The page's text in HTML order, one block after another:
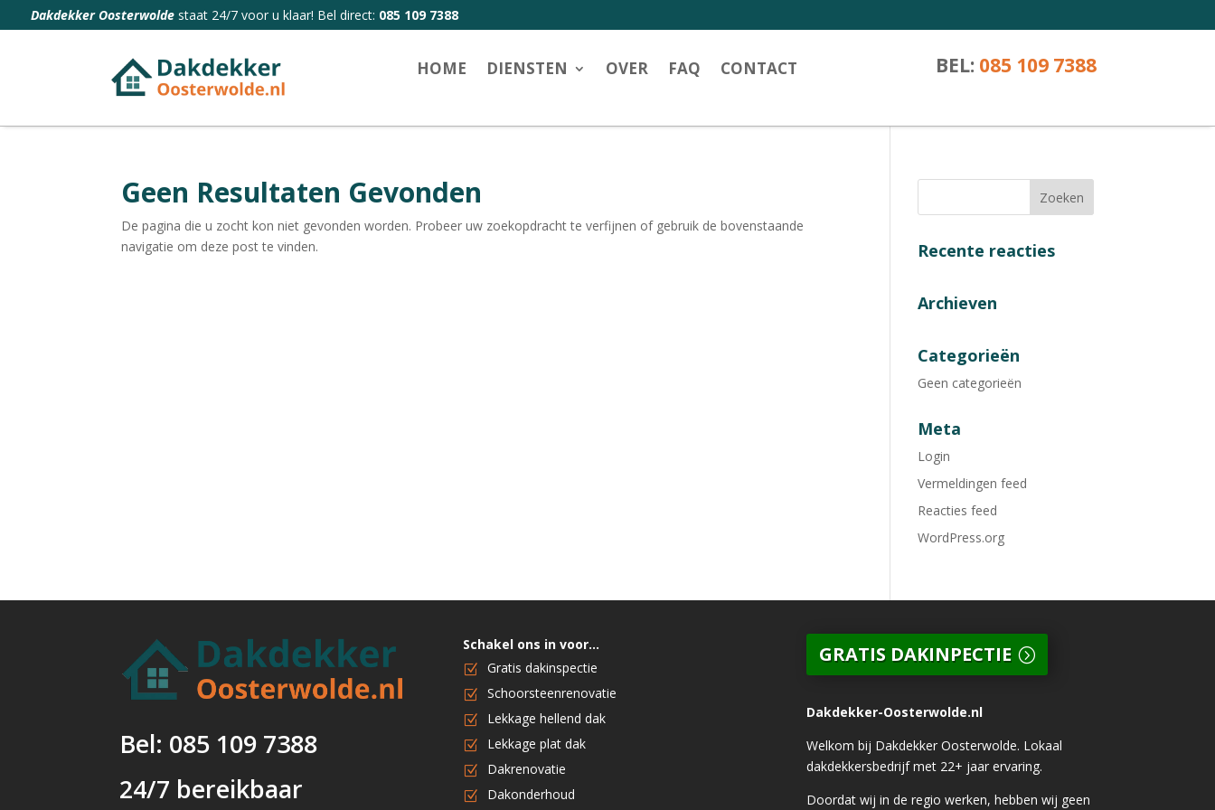
Dakdekker Oosterwoldestaat 24/7 voor u klaar! Bel direct: 085 109 7388
HOME DIENSTEN OVER FAQ CONTACT BEL: 085 109 7388
Geen Resultaten Gevonden
De pagina die u zocht kon niet gevonden worden. Probeer uw zoekopdracht te verfijnen of gebruik de bovenstaande
navigatie om deze post te vinden.
Recente reacties
Archieven
Categorieën
Geen categorieën
Meta
Login
Vermeldingen feed
Reacties feed
WordPress.org
Bel: 085 109 7388
24/7 bereikbaar
Schakel ons in voor…
Gratis dakinspectie
Schoorsteenrenovatie
Lekkage hellend dak
Lekkage plat dak
Dakrenovatie
Dakonderhoud
GRATIS DAKINPECTIE
Dakdekker-Oosterwolde.nl
Welkom bij Dakdekker Oosterwolde. Lokaal
dakdekkersbedrijf met 22+ jaar ervaring.
Doordat wij in de regio werken, hebben wij geen